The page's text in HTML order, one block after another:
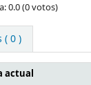
0.0 (0 votos)
( 0 )
actual